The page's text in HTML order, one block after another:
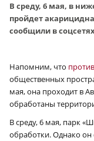
В среду, 6 мая, в
пройдет
сообщили в
Напомним, что
общественных
мая, она проходит в
обработаны
В среду, 6 мая, парк
обработки. Однако он